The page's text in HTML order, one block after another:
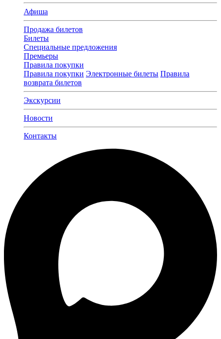
Афиша
Продажа билетов
Билеты
Специальные предложения
Премьеры
Правила покупки
Правила покупки Электронные билеты Правила
возврата билетов
Экскурсии
Новости
Контакты